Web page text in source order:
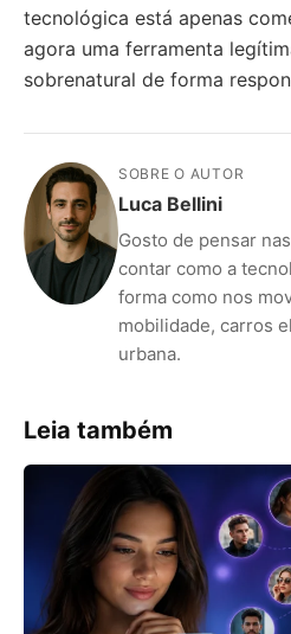
tecnológica está apenas
agora uma ferramenta
sobrenatural de forma
SOBRE O AUTOR
Luca Bellini
Gosto de pensar
contar como a
forma como nos
mobilidade, carros
urbana.
Leia também